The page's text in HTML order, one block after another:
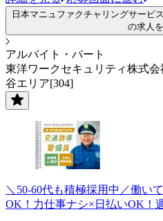
日本マニュファクチャリングサービ
の求人
アルバイト・パート
東洋ワークセキュリティ株式
谷エリア[304]
＼50-60代も積極採用中／働い
OK！力仕事ナシ×日払いOK！